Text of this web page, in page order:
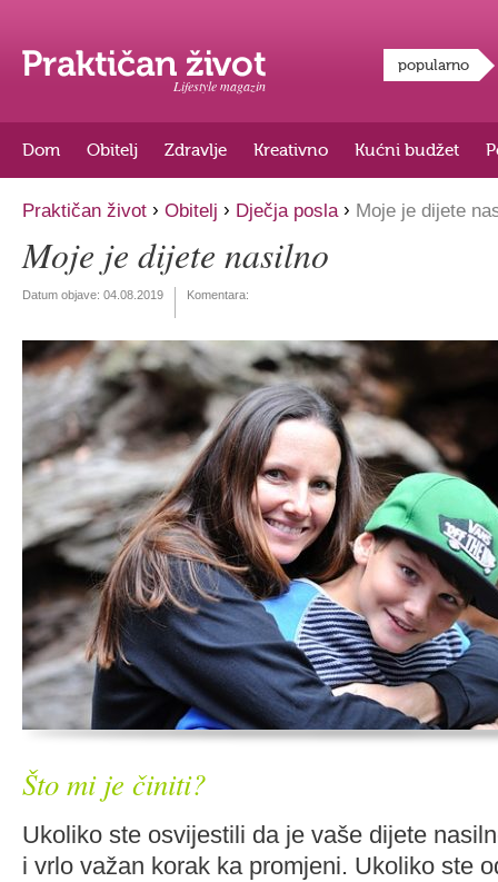
Lifestyle magazin
popularno
Dom Obitelj Zdravlje Kreativno Kućni budžet
Praktičan život › Obitelj › Dječja posla › Moje je dijete
Moje je dijete nasilno
Datum objave: 04.08.2019 Komentara:
Što mi je činiti?
Ukoliko ste osvijestili da je vaše dijete
i vrlo važan korak ka promjeni. Ukoliko ste